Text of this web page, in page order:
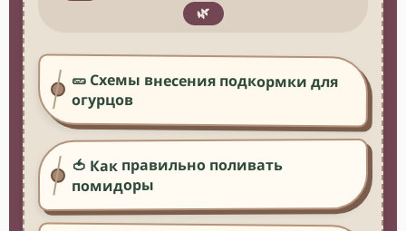
🌿
🥒 Схемы внесения подкормки для
огурцов
🍅 Как правильно поливать
помидоры